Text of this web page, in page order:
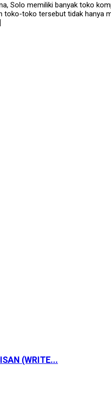
Solo memiliki banyak toko
toko tersebut tidak
(WRITE...